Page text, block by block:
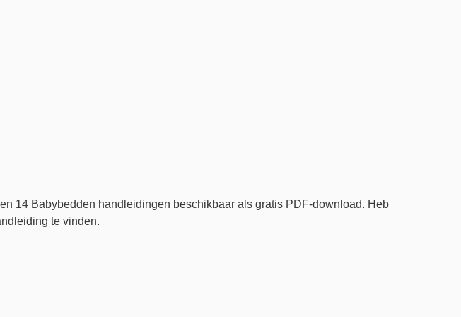
14 Babybedden handleidingen beschikbaar als gratis PDF-download. Heb
te vinden.